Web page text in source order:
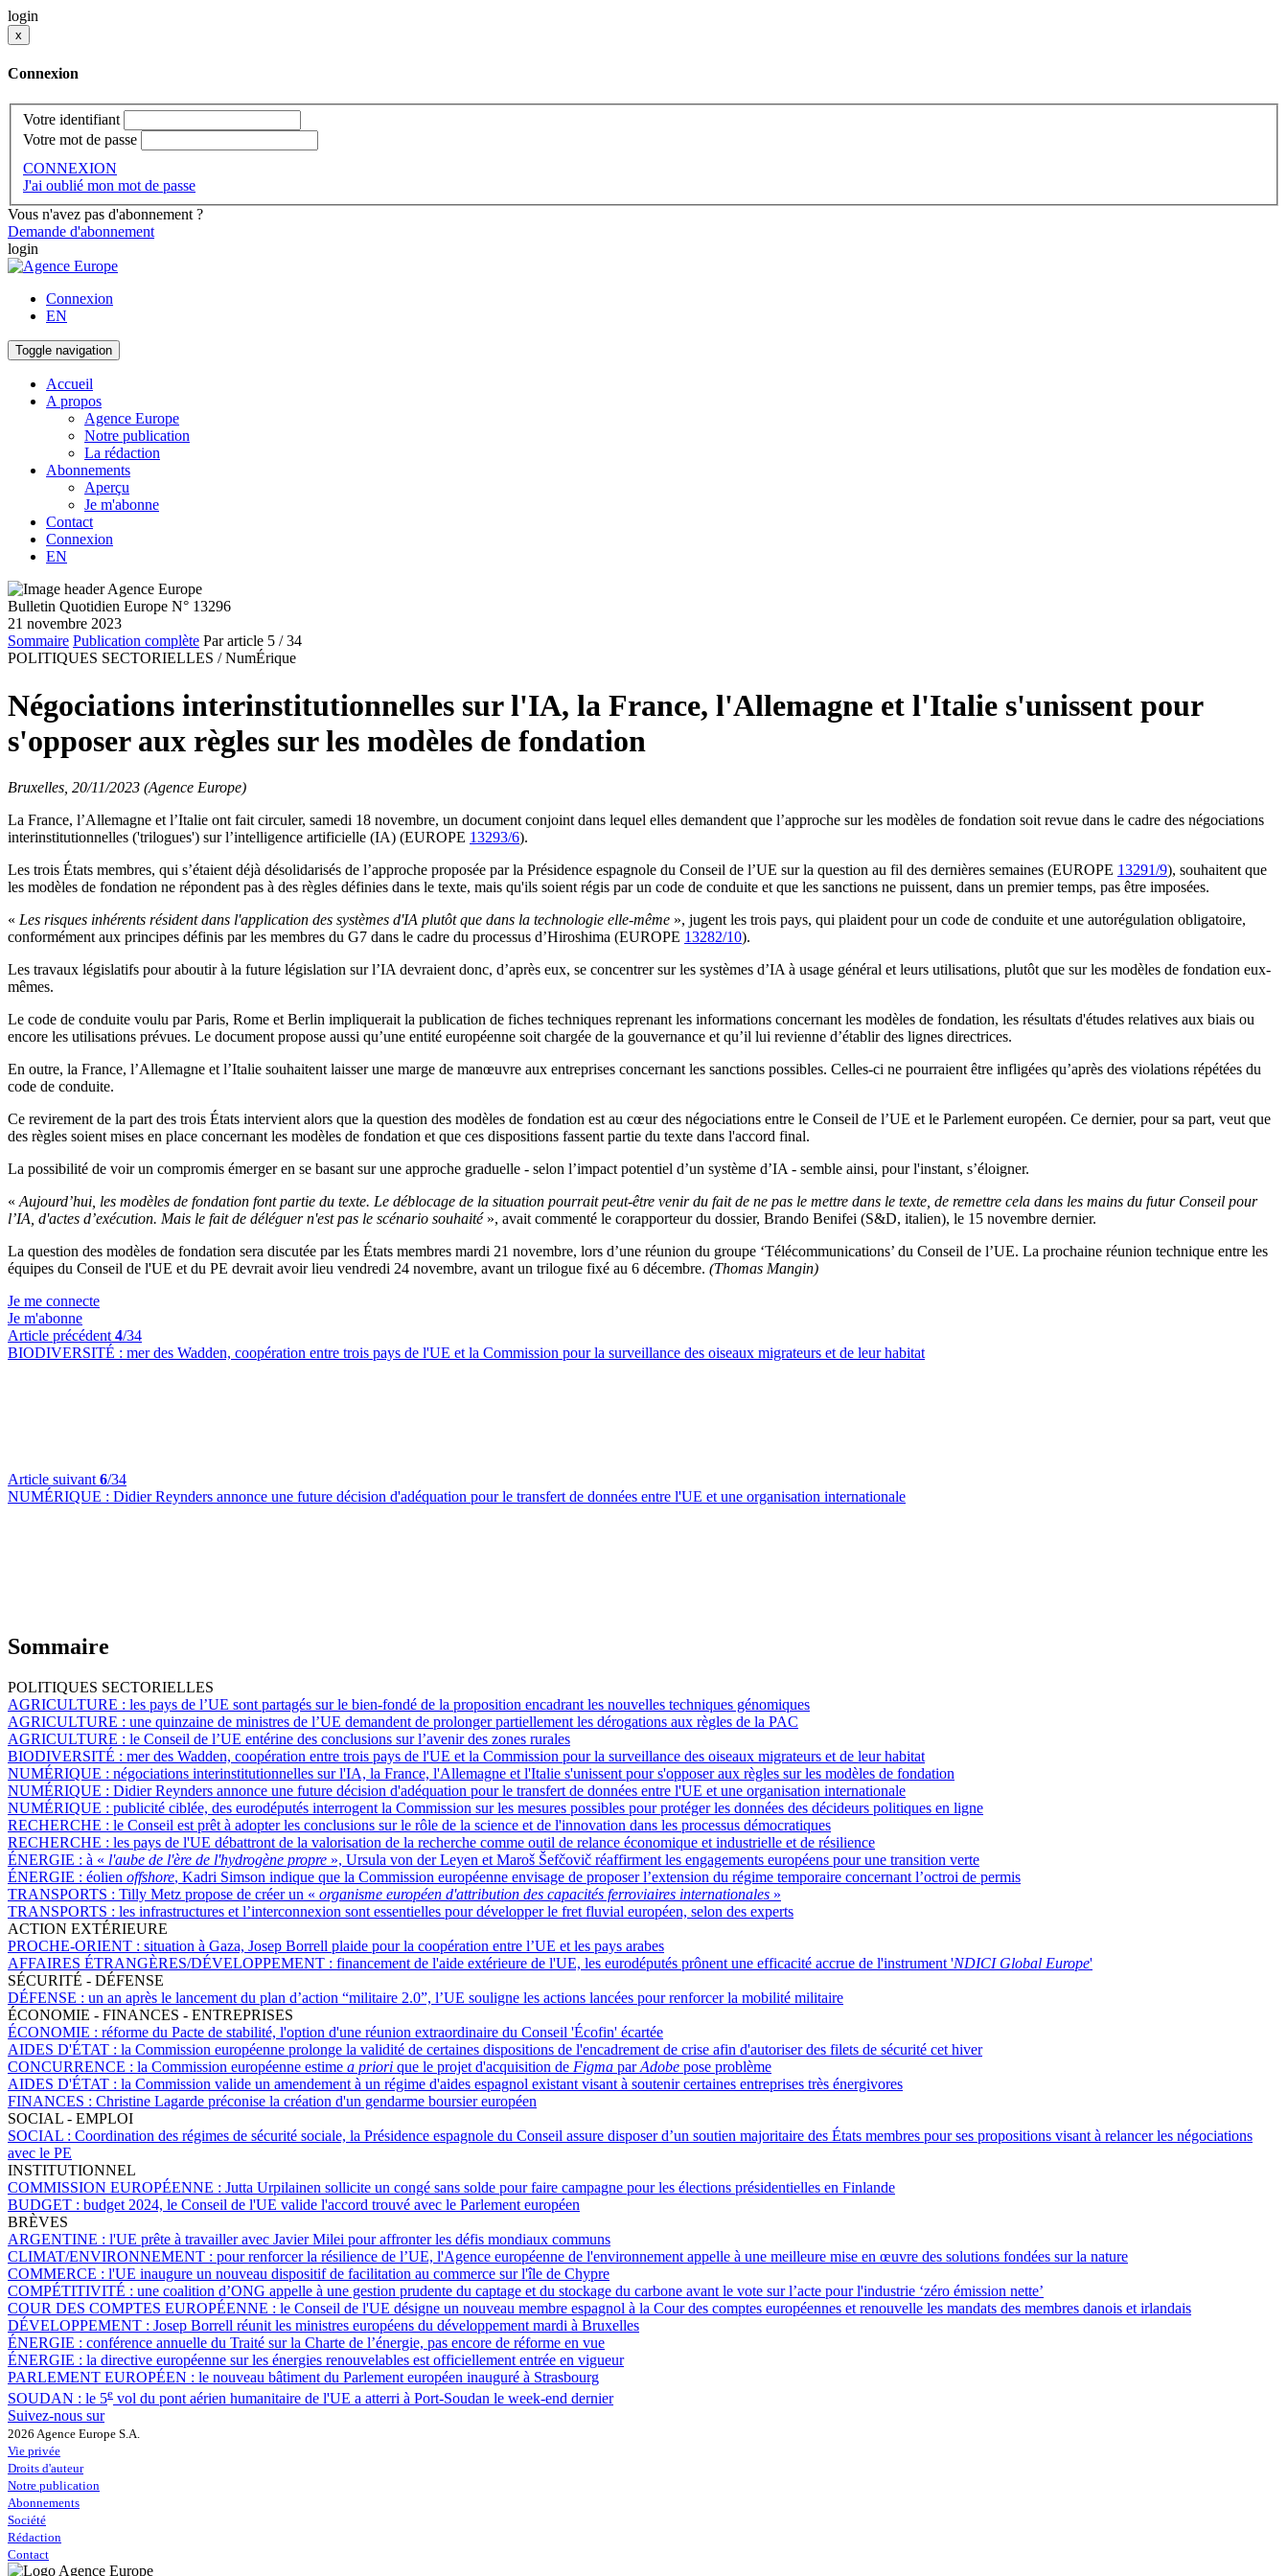
login
x
Connexion
Votre identifiant
Votre mot de passe
CONNEXION
J'ai oublié mon mot de passe
Vous n'avez pas d'abonnement ?
Demande d'abonnement
login
Connexion
EN
Toggle navigation
Accueil
A propos
Agence Europe
Notre publication
La rédaction
Abonnements
Aperçu
Je m'abonne
Contact
Connexion
EN
Bulletin Quotidien Europe N° 13296
21 novembre 2023
Sommaire Publication complète Par article 5 / 34
POLITIQUES SECTORIELLES / NumÉrique
Négociations interinstitutionnelles sur l'IA, la France, l'Allemagne et l'Italie s'unissent pour
s'opposer aux règles sur les modèles de fondation
Bruxelles, 20/11/2023 (Agence Europe)
La France, l’Allemagne et l’Italie ont fait circuler, samedi 18 novembre, un document conjoint dans lequel elles demandent que l’approche sur les modèles de fondation soit revue dans le cadre des négociations
interinstitutionnelles ('trilogues') sur l’intelligence artificielle (IA) (EUROPE 13293/6).
Les trois États membres, qui s’étaient déjà désolidarisés de l’approche proposée par la Présidence espagnole du Conseil de l’UE sur la question au fil des dernières semaines (EUROPE 13291/9), souhaitent que
les modèles de fondation ne répondent pas à des règles définies dans le texte, mais qu'ils soient régis par un code de conduite et que les sanctions ne puissent, dans un premier temps, pas être imposées.
« Les risques inhérents résident dans l'application des systèmes d'IA plutôt que dans la technologie elle-même », jugent les trois pays, qui plaident pour un code de conduite et une autorégulation obligatoire,
conformément aux principes définis par les membres du G7 dans le cadre du processus d’Hiroshima (EUROPE 13282/10).
Les travaux législatifs pour aboutir à la future législation sur l’IA devraient donc, d’après eux, se concentrer sur les systèmes d’IA à usage général et leurs utilisations, plutôt que sur les modèles de fondation eux-
mêmes.
Le code de conduite voulu par Paris, Rome et Berlin impliquerait la publication de fiches techniques reprenant les informations concernant les modèles de fondation, les résultats d'études relatives aux biais ou
encore les utilisations prévues. Le document propose aussi qu’une entité européenne soit chargée de la gouvernance et qu’il lui revienne d’établir des lignes directrices.
En outre, la France, l’Allemagne et l’Italie souhaitent laisser une marge de manœuvre aux entreprises concernant les sanctions possibles. Celles-ci ne pourraient être infligées qu’après des violations répétées du
code de conduite.
Ce revirement de la part des trois États intervient alors que la question des modèles de fondation est au cœur des négociations entre le Conseil de l’UE et le Parlement européen. Ce dernier, pour sa part, veut que
des règles soient mises en place concernant les modèles de fondation et que ces dispositions fassent partie du texte dans l'accord final.
La possibilité de voir un compromis émerger en se basant sur une approche graduelle - selon l’impact potentiel d’un système d’IA - semble ainsi, pour l'instant, s’éloigner.
« Aujourd’hui, les modèles de fondation font partie du texte. Le déblocage de la situation pourrait peut-être venir du fait de ne pas le mettre dans le texte, de remettre cela dans les mains du futur Conseil pour
l’IA, d'actes d’exécution. Mais le fait de déléguer n'est pas le scénario souhaité », avait commenté le corapporteur du dossier, Brando Benifei (S&D, italien), le 15 novembre dernier.
La question des modèles de fondation sera discutée par les États membres mardi 21 novembre, lors d’une réunion du groupe ‘Télécommunications’ du Conseil de l’UE. La prochaine réunion technique entre les
équipes du Conseil de l'UE et du PE devrait avoir lieu vendredi 24 novembre, avant un trilogue fixé au 6 décembre. (Thomas Mangin)
Je me connecte
Je m'abonne
Article précédent 4/34
BIODIVERSITÉ : mer des Wadden, coopération entre trois pays de l'UE et la Commission pour la surveillance des oiseaux migrateurs et de leur habitat
Article suivant 6/34
NUMÉRIQUE : Didier Reynders annonce une future décision d'adéquation pour le transfert de données entre l'UE et une organisation internationale
Sommaire
POLITIQUES SECTORIELLES
AGRICULTURE : les pays de l’UE sont partagés sur le bien-fondé de la proposition encadrant les nouvelles techniques génomiques
AGRICULTURE : une quinzaine de ministres de l’UE demandent de prolonger partiellement les dérogations aux règles de la PAC
AGRICULTURE : le Conseil de l’UE entérine des conclusions sur l’avenir des zones rurales
BIODIVERSITÉ : mer des Wadden, coopération entre trois pays de l'UE et la Commission pour la surveillance des oiseaux migrateurs et de leur habitat
NUMÉRIQUE : négociations interinstitutionnelles sur l'IA, la France, l'Allemagne et l'Italie s'unissent pour s'opposer aux règles sur les modèles de fondation
NUMÉRIQUE : Didier Reynders annonce une future décision d'adéquation pour le transfert de données entre l'UE et une organisation internationale
NUMÉRIQUE : publicité ciblée, des eurodéputés interrogent la Commission sur les mesures possibles pour protéger les données des décideurs politiques en ligne
RECHERCHE : le Conseil est prêt à adopter les conclusions sur le rôle de la science et de l'innovation dans les processus démocratiques
RECHERCHE : les pays de l'UE débattront de la valorisation de la recherche comme outil de relance économique et industrielle et de résilience
ÉNERGIE : à « l'aube de l'ère de l'hydrogène propre », Ursula von der Leyen et Maroš Šefčovič réaffirment les engagements européens pour une transition verte
ÉNERGIE : éolien offshore, Kadri Simson indique que la Commission européenne envisage de proposer l’extension du régime temporaire concernant l’octroi de permis
TRANSPORTS : Tilly Metz propose de créer un « organisme européen d'attribution des capacités ferroviaires internationales »
TRANSPORTS : les infrastructures et l’interconnexion sont essentielles pour développer le fret fluvial européen, selon des experts
ACTION EXTÉRIEURE
PROCHE-ORIENT : situation à Gaza, Josep Borrell plaide pour la coopération entre l’UE et les pays arabes
AFFAIRES ÉTRANGÈRES/DÉVELOPPEMENT : financement de l'aide extérieure de l'UE, les eurodéputés prônent une efficacité accrue de l'instrument 'NDICI Global Europe'
SÉCURITÉ - DÉFENSE
DÉFENSE : un an après le lancement du plan d’action “militaire 2.0”, l’UE souligne les actions lancées pour renforcer la mobilité militaire
ÉCONOMIE - FINANCES - ENTREPRISES
ÉCONOMIE : réforme du Pacte de stabilité, l'option d'une réunion extraordinaire du Conseil 'Écofin' écartée
AIDES D'ÉTAT : la Commission européenne prolonge la validité de certaines dispositions de l'encadrement de crise afin d'autoriser des filets de sécurité cet hiver
CONCURRENCE : la Commission européenne estime a priori que le projet d'acquisition de Figma parAdobe pose problème
AIDES D'ÉTAT : la Commission valide un amendement à un régime d'aides espagnol existant visant à soutenir certaines entreprises très énergivores
FINANCES : Christine Lagarde préconise la création d'un gendarme boursier européen
SOCIAL - EMPLOI
SOCIAL : Coordination des régimes de sécurité sociale, la Présidence espagnole du Conseil assure disposer d’un soutien majoritaire des États membres pour ses propositions visant à relancer les négociations
avec le PE
INSTITUTIONNEL
COMMISSION EUROPÉENNE : Jutta Urpilainen sollicite un congé sans solde pour faire campagne pour les élections présidentielles en Finlande
BUDGET : budget 2024, le Conseil de l'UE valide l'accord trouvé avec le Parlement européen
BRÈVES
ARGENTINE : l'UE prête à travailler avec Javier Milei pour affronter les défis mondiaux communs
CLIMAT/ENVIRONNEMENT : pour renforcer la résilience de l’UE, l'Agence européenne de l'environnement appelle à une meilleure mise en œuvre des solutions fondées sur la nature
COMMERCE : l'UE inaugure un nouveau dispositif de facilitation au commerce sur l'île de Chypre
COMPÉTITIVITÉ : une coalition d’ONG appelle à une gestion prudente du captage et du stockage du carbone avant le vote sur l’acte pour l'industrie ‘zéro émission nette’
COUR DES COMPTES EUROPÉENNE : le Conseil de l'UE désigne un nouveau membre espagnol à la Cour des comptes européennes et renouvelle les mandats des membres danois et irlandais
DÉVELOPPEMENT : Josep Borrell réunit les ministres européens du développement mardi à Bruxelles
ÉNERGIE : conférence annuelle du Traité sur la Charte de l’énergie, pas encore de réforme en vue
ÉNERGIE : la directive européenne sur les énergies renouvelables est officiellement entrée en vigueur
PARLEMENT EUROPÉEN : le nouveau bâtiment du Parlement européen inauguré à Strasbourg
SOUDAN : le 5e vol du pont aérien humanitaire de l'UE a atterri à Port-Soudan le week-end dernier
Suivez-nous sur
2026 Agence Europe S.A.
Vie privée
Droits d'auteur
Notre publication
Abonnements
Société
Rédaction
Contact